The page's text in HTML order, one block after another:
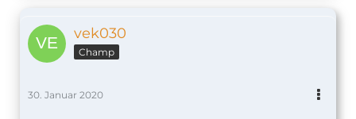
vek030
Champ
30. Januar 2020